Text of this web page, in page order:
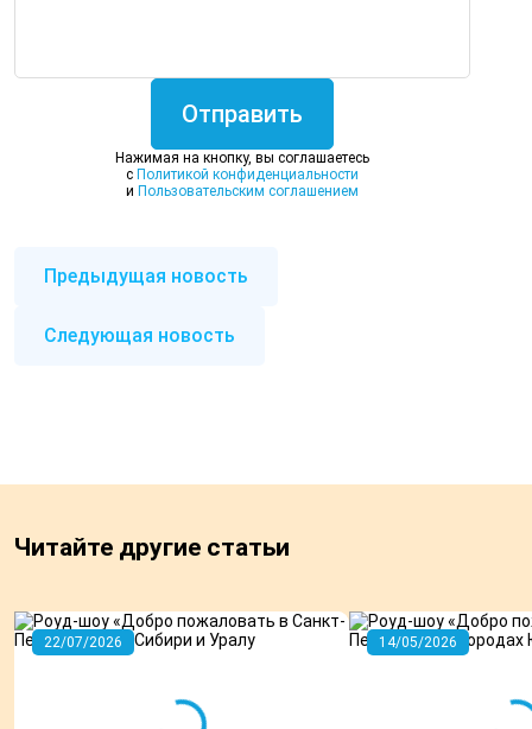
Отправить
Нажимая на кнопку, вы соглашаетесь
c Политикой конфиденциальности
и Пользовательским соглашением
Предыдущая новость
Следующая новость
Читайте другие статьи
22/07/2026 14/05/2026